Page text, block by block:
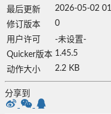
最后更新
2026-05-02
修订版本
0
用户许可
-未设置-
Quicker版本 1.45.5
动作大小
2.2 KB
分享到